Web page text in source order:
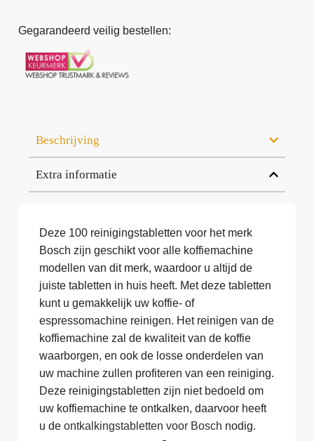
Gegarandeerd veilig bestellen:
Beschrijving
Extra informatie
Deze 100 reinigingstabletten voor het merk
Bosch zijn geschikt voor alle koffiemachine
modellen van dit merk, waardoor u altijd de
juiste tabletten in huis heeft. Met deze tabletten
kunt u gemakkelijk uw koffie- of
espressomachine reinigen. Het reinigen van de
koffiemachine zal de kwaliteit van de koffie
waarborgen, en ook de losse onderdelen van
uw machine zullen profiteren van een reiniging.
Deze reinigingstabletten zijn niet bedoeld om
uw koffiemachine te ontkalken, daarvoor heeft
u de ontkalkingstabletten voor Bosch nodig.